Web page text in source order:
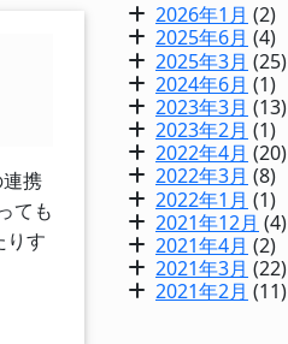
携
ても
りす
2026年1月 (2)
2025年6月 (4)
2025年3月 (25)
2024年6月 (1)
2023年3月 (13)
2023年2月 (1)
2022年4月 (20)
2022年3月 (8)
2022年1月 (1)
2021年12月 (4)
2021年4月 (2)
2021年3月 (22)
2021年2月 (11)